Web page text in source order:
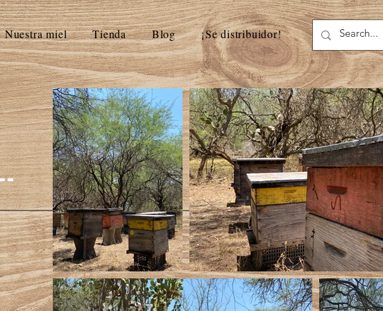
Nuestra miel Tienda Blog ¡Se distribuidor!